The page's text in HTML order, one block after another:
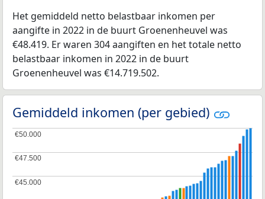
Het gemiddeld netto belastbaar inkomen per
aangifte in 2022 in de buurt Groenenheuvel was
€48.419. Er waren 304 aangiften en het totale netto
belastbaar inkomen in 2022 in de buurt
Groenenheuvel was €14.719.502.
Gemiddeld inkomen (per gebied)
€45.000
€45.000
€47.500
€47.500
€50.000
€50.000